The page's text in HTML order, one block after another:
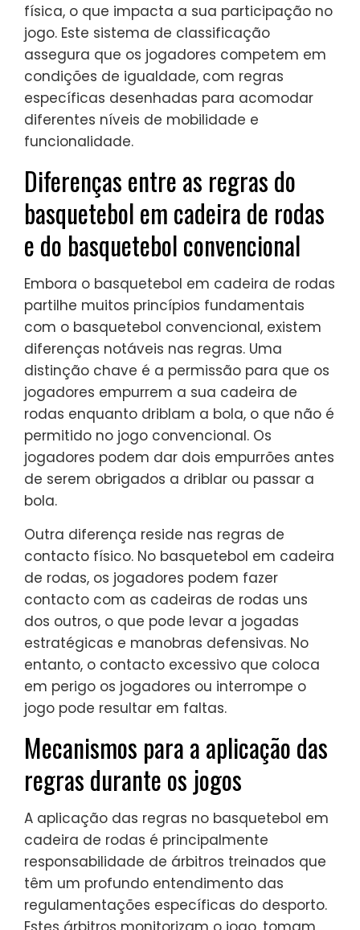
física, o que impacta a sua participação no
jogo. Este sistema de classificação
assegura que os jogadores competem em
condições de igualdade, com regras
específicas desenhadas para acomodar
diferentes níveis de mobilidade e
funcionalidade.
Diferenças entre as regras do
basquetebol em cadeira de rodas
e do basquetebol convencional
Embora o basquetebol em cadeira de rodas
partilhe muitos princípios fundamentais
com o basquetebol convencional, existem
diferenças notáveis nas regras. Uma
distinção chave é a permissão para que os
jogadores empurrem a sua cadeira de
rodas enquanto driblam a bola, o que não é
permitido no jogo convencional. Os
jogadores podem dar dois empurrões antes
de serem obrigados a driblar ou passar a
bola.
Outra diferença reside nas regras de
contacto físico. No basquetebol em cadeira
de rodas, os jogadores podem fazer
contacto com as cadeiras de rodas uns
dos outros, o que pode levar a jogadas
estratégicas e manobras defensivas. No
entanto, o contacto excessivo que coloca
em perigo os jogadores ou interrompe o
jogo pode resultar em faltas.
Mecanismos para a aplicação das
regras durante os jogos
A aplicação das regras no basquetebol em
cadeira de rodas é principalmente
responsabilidade de árbitros treinados que
têm um profundo entendimento das
regulamentações específicas do desporto.